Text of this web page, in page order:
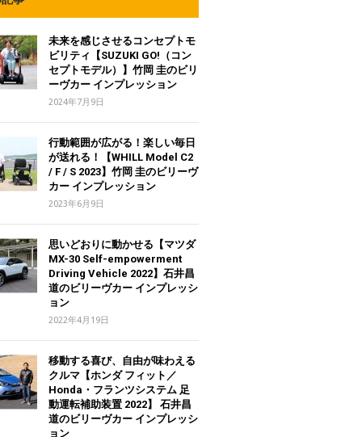
未来を感じさせるコンセプトモ
ビリティ【SUZUKI GO!（コン
セプトモデル）】竹岡 圭のビリ
ーヴカー インプレッション
2024年7月9日
行動範囲が広がる！楽しい毎日
が送れる！【WHILL Model C2
/ F / S 2023】竹岡 圭のビリーヴ
カー インプレッション
2023年6月9日
思いどおりに動かせる【マツダ
MX-30 Self-empowerment
Driving Vehicle 2022】石井昌
道のビリーヴカー インプレッシ
ョン
2022年4月19日
移動する喜び、自由が味わえる
クルマ【ホンダ フィット／
Honda・フランツシステム 足
動運転補助装置 2022】 石井昌
道のビリーヴカー インプレッシ
ョン